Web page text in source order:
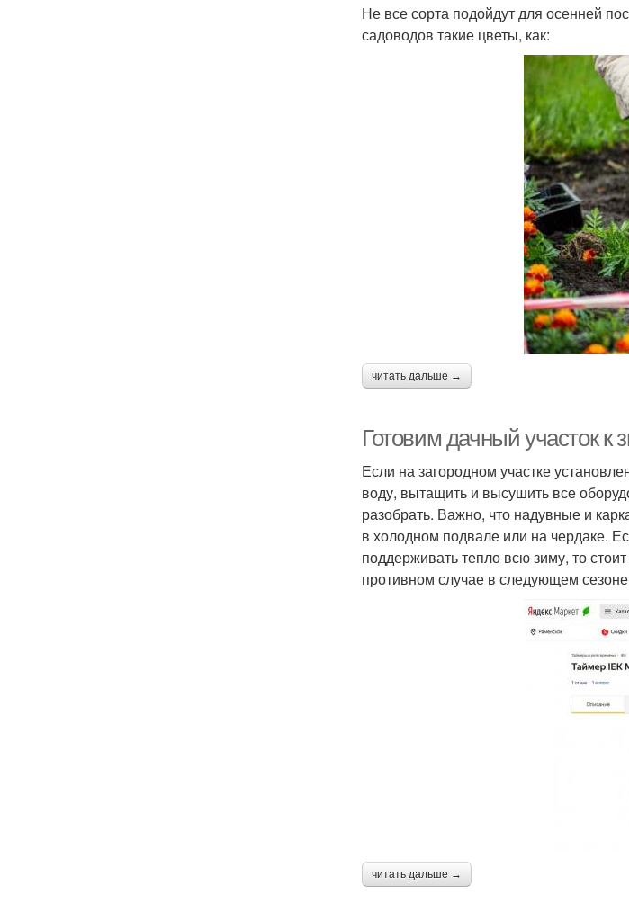
Не все сорта подойдут для осенней
садоводов такие цветы, как:
читать дальше →
Готовим дачный участок к
Если на загородном участке
воду, вытащить и высушить все
разобрать. Важно, что надувные и
в холодном подвале или на чердаке.
поддерживать тепло всю зиму, то
противном случае в следующем
читать дальше →